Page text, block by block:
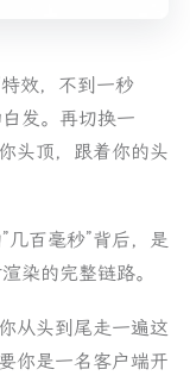
效，不到一秒
发。再切换一
头顶，跟着你的头
百毫秒”背后，是
染的完整链路。
从头到尾走一遍这
你是一名客户端开